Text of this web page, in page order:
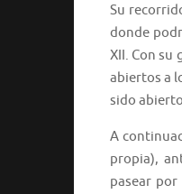
Su
donde
XII. Con su
abiertos a
sido
A
propia),
pasear